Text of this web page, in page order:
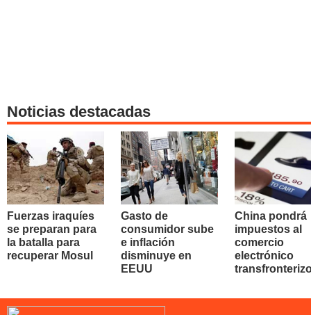
Noticias destacadas
Fuerzas iraquíes
se preparan para
la batalla para
recuperar Mosul
Gasto de
consumidor sube
e inflación
disminuye en
EEUU
China pondrá
impuestos al
comercio
electrónico